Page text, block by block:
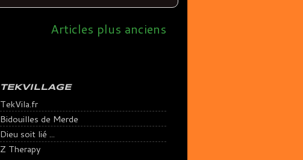
Articles plus anciens
TEKVILLAGE
TekVila.fr
Bidouilles de Merde
Dieu soit lié ...
Z Therapy